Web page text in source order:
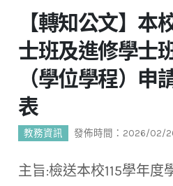
【轉知公文】本
士班及進修學士
（學位學程）申
表
教務資訊 發佈時間：2026/02/
主旨:檢送本校115學年度